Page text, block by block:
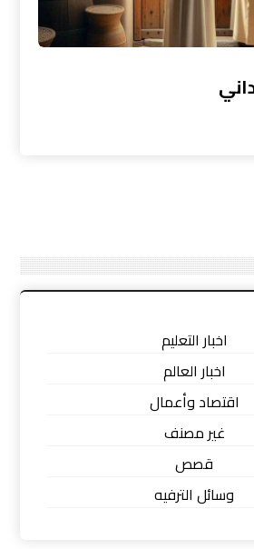
اخبار التعليم
اخبار العالم
اقتصاد وأعمال
غير مصنف
قصص
وسائل الترفيه